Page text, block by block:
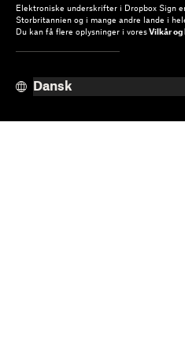
Elektroniske underskrifter i Dropbox Sign
Storbritannien og i mange andre lande i
Du kan få flere oplysninger i vores Vilkår og